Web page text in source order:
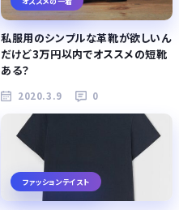
私服用のシンプルな革靴が欲しいん
だけど3万円以内でオススメの短靴
ある？
2020.3.9 0
ファッションテイスト